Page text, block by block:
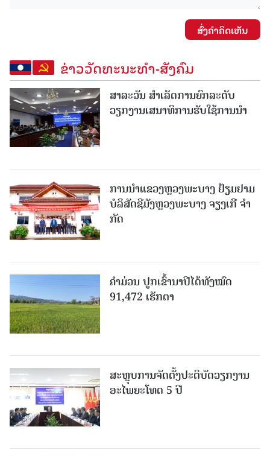
ສົ່ງຄໍາຄິດເຫັນ
ຂ່າວວັດທະນະທຳ-ສັງຄົມ
ສາລະວັນ ສໍາເລັດການຍົກລະດັບ
ວຽກງານເສນາທິການຮັບໃຊ້ການນໍາ
ການນຳແຂວງຫຼວງພະບາງ ຢ້ຽມ​ຢາມ
ບໍ​ລິ​ສັດຊີມັງຫຼວງພະບາງ ຈຽງເກີ ຈໍາ
ກັດ
ຄໍາມ່ວນ ປູກເຂົ້ານາປີໄດ້ທັງໝົດ
91,472 ເຮັກຕາ
ສະຫຼຸບການຈັດຕັ້ງປະຕິບັດວຽກງານ
ອະໄພຍະໂທດ 5 ປີ